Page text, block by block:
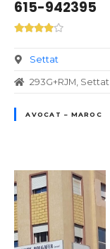
615-942395
Settat
293G+RJM, Settat
AVOCAT – MAROC